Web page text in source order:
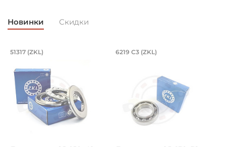
Новинки Скидки
Подшипник 85х150х49 мм,
51317 (ZKL) Подшипник
6219 C3 (ZKL)